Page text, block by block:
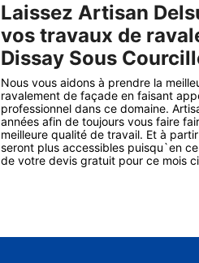
Laissez Artisan
vos travaux de
Dissay Sous
Nous vous aidons à prendre la
ravalement de façade en faisant
professionnel dans ce domaine.
années afin de toujours vous faire
meilleure qualité de travail. Et à
seront plus accessibles puisqu`en
de votre devis gratuit pour ce mois